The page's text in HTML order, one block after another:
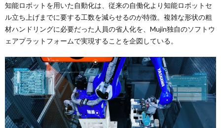
知能ロボットを用いた自動化は、従来の自働化より知能ロボットセ
ル立ち上げまでに要する工数を減らせるのが特徴。複雑な形状の粗
材ハンドリングに必要だった人員の省人化を、Mujin独自のソフトウ
ェアプラットフォームで実現することを企図している。